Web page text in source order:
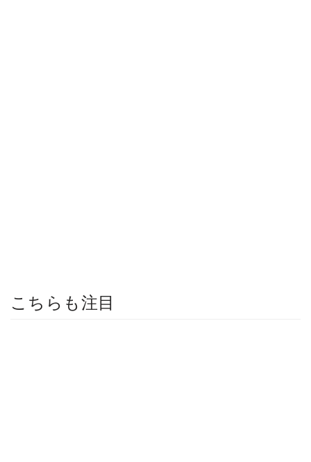
こちらも注目